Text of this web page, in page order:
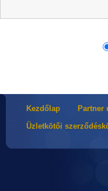
Kezdőlap Partner
Üzletkötői